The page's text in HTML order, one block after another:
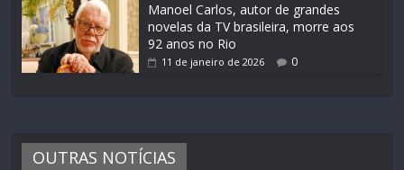
Manoel Carlos, autor de grandes
novelas da TV brasileira, morre aos
92 anos no Rio
11 de janeiro de 2026 0
OUTRAS NOTÍCIAS